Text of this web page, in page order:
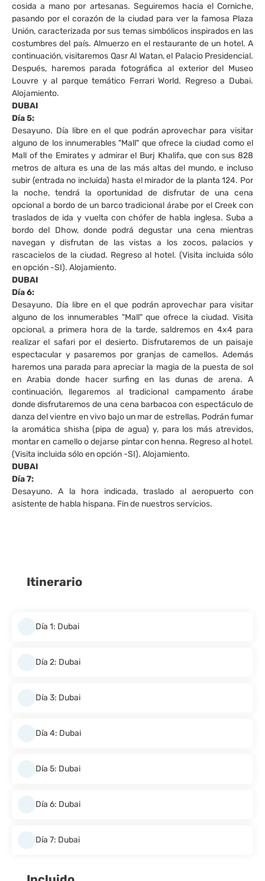
cosida a mano por artesanas. Seguiremos hacia el Corniche,
pasando por el corazón de la ciudad para ver la famosa Plaza
Unión, caracterizada por sus temas simbólicos inspirados en las
costumbres del país. Almuerzo en el restaurante de un hotel. A
continuación, visitaremos Qasr Al Watan, el Palacio Presidencial.
Después, haremos parada fotográfica al exterior del Museo
Louvre y al parque temático Ferrari World. Regreso a Dubai.
Alojamiento.
DUBAI
Día 5:
Desayuno. Día libre en el que podrán aprovechar para visitar
alguno de los innumerables "Mall" que ofrece la ciudad como el
Mall of the Emirates y admirar el Burj Khalifa, que con sus 828
metros de altura es una de las más altas del mundo, e incluso
subir (entrada no incluida) hasta el mirador de la planta 124. Por
la noche, tendrá la oportunidad de disfrutar de una cena
opcional a bordo de un barco tradicional árabe por el Creek con
traslados de ida y vuelta con chófer de habla inglesa. Suba a
bordo del Dhow, donde podrá degustar una cena mientras
navegan y disfrutan de las vistas a los zocos, palacios y
rascacielos de la ciudad. Regreso al hotel. (Visita incluida sólo
en opción -SI). Alojamiento.
DUBAI
Día 6:
Desayuno. Día libre en el que podrán aprovechar para visitar
alguno de los innumerables "Mall" que ofrece la ciudad. Visita
opcional, a primera hora de la tarde, saldremos en 4x4 para
realizar el safari por el desierto. Disfrutaremos de un paisaje
espectacular y pasaremos por granjas de camellos. Además
haremos una parada para apreciar la magia de la puesta de sol
en Arabia donde hacer surfing en las dunas de arena. A
continuación, llegaremos al tradicional campamento árabe
donde disfrutaremos de una cena barbacoa con espectáculo de
danza del vientre en vivo bajo un mar de estrellas. Podrán fumar
la aromática shisha (pipa de agua) y, para los más atrevidos,
montar en camello o dejarse pintar con henna. Regreso al hotel.
(Visita incluida sólo en opción -SI). Alojamiento.
DUBAI
Día 7:
Desayuno. A la hora indicada, traslado al aeropuerto con
asistente de habla hispana. Fin de nuestros servicios.
Itinerario
Día 1: Dubai
Día 2: Dubai
Día 3: Dubai
Día 4: Dubai
Día 5: Dubai
Día 6: Dubai
Día 7: Dubai